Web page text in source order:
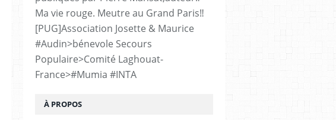
Ma vie rouge. Meutre au Grand Paris‼️
[PUG]Association Josette & Maurice
#Audin>bénevole Secours
Populaire>Comité Laghouat-
France>#Mumia #INTA
À PROPOS